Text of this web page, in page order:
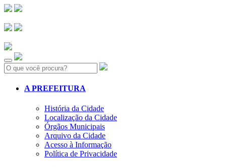
Search:
A PREFEITURA
História da Cidade
Localização da Cidade
Órgãos Municipais
Arquivo da Cidade
Acesso à Informação
Política de Privacidade